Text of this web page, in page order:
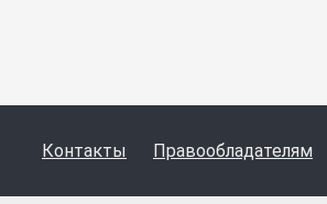
Контакты Правообладателям